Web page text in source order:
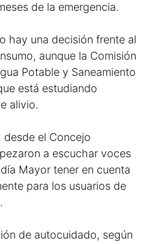
de la emergencia.
hay una decisión frente al
aunque la Comisión
Potable y Saneamiento
está estudiando
alivio.
desde el Concejo
a escuchar voces
Mayor tener en cuenta
para los usuarios de
de autocuidado, según